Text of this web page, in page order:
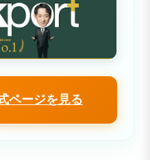
ページを見る